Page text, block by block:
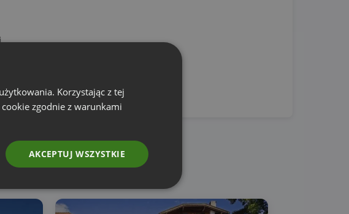
ofert
Korzystając z tej
zgodnie z warunkami
AKCEPTUJ WSZYSTKIE